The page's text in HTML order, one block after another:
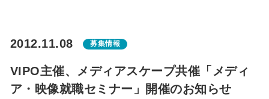
2012.11.08 募集情報
VIPO主催、メディアスケープ共催「メディ
ア・映像就職セミナー」開催のお知らせ